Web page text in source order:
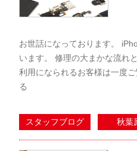
お世話になっております。
います。 修理の大まかな流れ
利用になられるお客様は一度
る
スタッフブログ 秋葉